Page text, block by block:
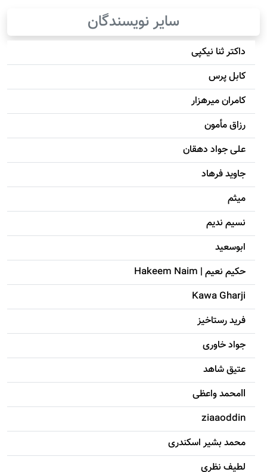
سایر نویسندگان
داکتر ثنا نیکپی
کابل پرس
کامران میرهزار
رزاق مأمون
علی جواد دهقان
جاويد فرهاد
میثم
نسیم ندیم
ابوسعيد
حکيم نعيم | Hakeem Naim
Kawa Gharji
فرید رستاخیز
جواد خاوری
عتیق شاهد
llمحمد واعظی
ziaaoddin
محمد بشیر اسکندری
لطيف نظري